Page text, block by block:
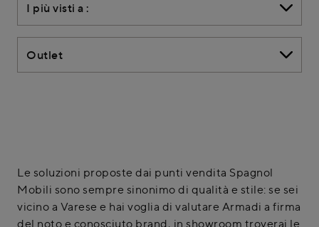
I più visti a :
Outlet
Le soluzioni proposte dai punti vendita Spagnol
Mobili sono sempre sinonimo di qualità e stile: se sei
vicino a Varese e hai voglia di valutare Armadi a firma
del noto e conosciuto brand, in showroom troverai le